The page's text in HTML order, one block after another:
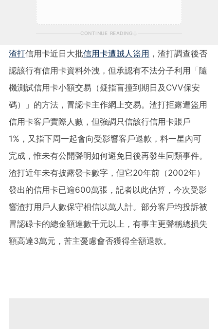
CONTINUE READING
渣打信用卡近日大批信用卡遭賊人盜用 ，渣打調查後否
認該行有信用卡資料外洩，但承認有不法分子利用「隨
機測試信用卡小額交易（疑指盲撞到期日及CVV保安
碼）」的方法，冒認卡主作網上交易。渣打拒露遭盜用
信用卡客戶實際人數，但強調只信該行信用卡賬戶
1%，又指下周一起會向受影響客戶退款，料一星內可
完成，惟未有公開聲明如何避免日後再發生同類事件。
渣打近年未有披露發卡數字，但它20年前（2002年）
發出的信用卡已逾600萬張，記者以此估算，今次受影
響渣打用戶人數保守相信以萬人計。部分客戶均投訴被
冒認碌卡的總金額達數千元以上，有事主更聲稱總損失
額高達3萬元，苦主憂慮會否獲得全額退款。